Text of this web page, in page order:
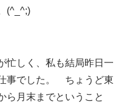
(^_^;)
忙しく、私も結局昨日一
事でした。 ちょうど東
ら月末までということ